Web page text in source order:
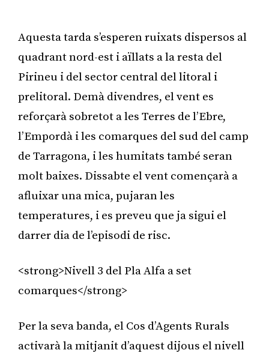
Aquesta tarda s’esperen ruixats dispersos al
quadrant nord-est i aïllats a la resta del
Pirineu i del sector central del litoral i
prelitoral. Demà divendres, el vent es
reforçarà sobretot a les Terres de l’Ebre,
l’Empordà i les comarques del sud del camp
de Tarragona, i les humitats també seran
molt baixes. Dissabte el vent començarà a
afluixar una mica, pujaran les
temperatures, i es preveu que ja sigui el
darrer dia de l’episodi de risc.
<strong>Nivell 3 del Pla Alfa a set
comarques</strong>
Per la seva banda, el Cos d’Agents Rurals
activarà la mitjanit d’aquest dijous el nivell